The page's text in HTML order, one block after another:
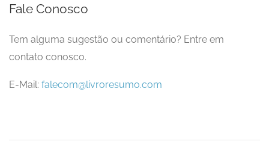
Fale Conosco
Tem alguma sugestão ou comentário? Entre em
contato conosco.
E-Mail: falecom@livroresumo.com